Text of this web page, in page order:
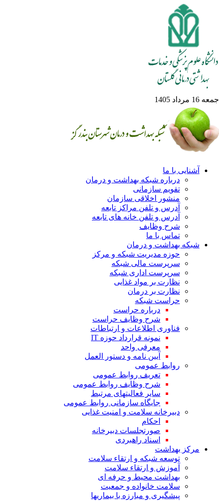
مرداد 1405
آشنایی با ما
درباره شبکه بهداشت و درمان
تقویم سازمانی
منشور اخلاقی سازمان
آدرس و تلفن مراکز تابعه
آدرس و تلفن خانه های تابعه
شرح وظایف
تماس با ما
شبکه بهداشت و درمان
حوزه مدیریت شبکه و مرکز
سرپرست مالی شبکه
سرپرست اداری شبکه
نظارت بر مواد غذایی
نظارت بر درمان
حراست شبکه
درباره حراست
شرح وظایف حراست
فناوری اطلاعات و ارتباطات
نمونه قرارداد حوزه IT
معرفی واحد
آیین نامه و دستور العمل
روابط عمومی
تعریف روابط عمومی
شرح‌ وظایف‌ روابط عمومی‌
سایر فعالیتهای مرتبط
جایگاه‌ سازمانی‌ روابط عمومی‌
دبیرخانه سلامت و امنیت غذایی
احکام
صورتجلسات دبیرخانه
اسناد راهبردی
مرکز بهداشت
توسعه شبکه و ارتقاء سلامت
آموزش و ارتقاء سلامت
بهداشت محیط و حرفه ای
سلامت خانواده و جمعیت
پیشگیری و مبارزه با بیماریها